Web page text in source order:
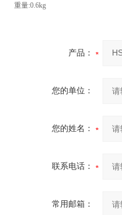
重量:0.6kg
产品：
您的单位：
您的姓名：
联系电话：
常用邮箱：